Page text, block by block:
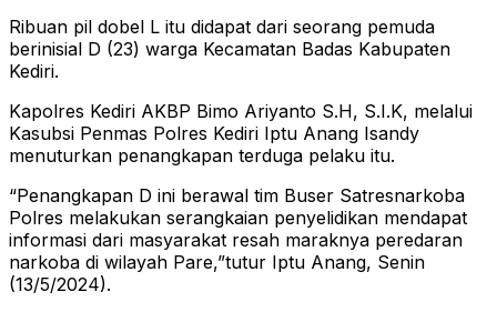
Ribuan pil dobel L itu didapat dari seorang pemuda
berinisial D (23) warga Kecamatan Badas Kabupaten
Kediri.
Kapolres Kediri AKBP Bimo Ariyanto S.H, S.I.K, melalui
Kasubsi Penmas Polres Kediri Iptu Anang Isandy
menuturkan penangkapan terduga pelaku itu.
“Penangkapan D ini berawal tim Buser Satresnarkoba
Polres melakukan serangkaian penyelidikan mendapat
informasi dari masyarakat resah maraknya peredaran
narkoba di wilayah Pare,”tutur Iptu Anang, Senin
(13/5/2024).